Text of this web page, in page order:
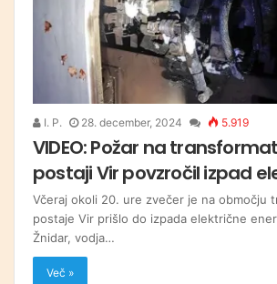
I. P. 28. december, 2024 5.919
VIDEO: Požar na
postaji Vir povzročil izpad
Včeraj okoli 20. ure zvečer je na območju
postaje Vir prišlo do izpada električne
Žnidar, vodja…
Več »